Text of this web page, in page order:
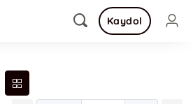
Kaydol